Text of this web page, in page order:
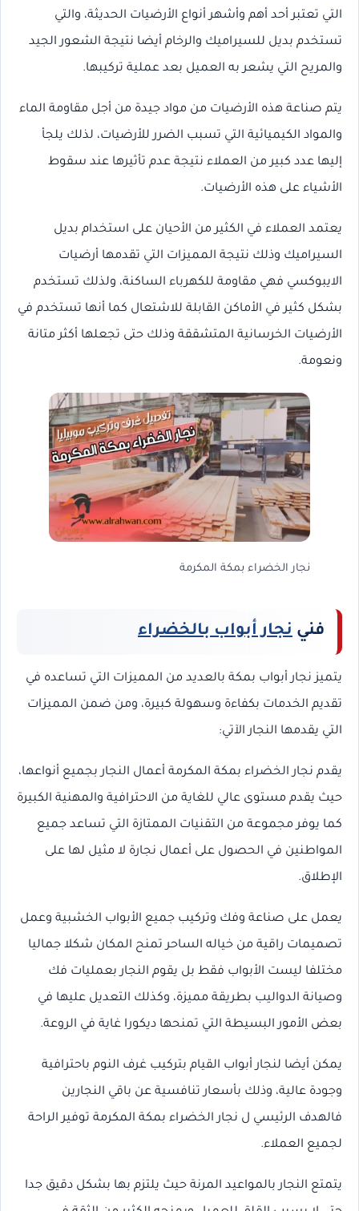
التي تعتبر أحد أهم وأشهر أنواع الأرضيات الحديثة، والتي
تستخدم بديل للسيراميك والرخام أيضا نتيجة الشعور الجيد
والمريح التي يشعر به العميل بعد عملية تركيبها.
يتم صناعة هذه الأرضيات من مواد جيدة من أجل مقاومة الماء
والمواد الكيميائية التي تسبب الضرر للأرضيات، لذلك يلجأ
إليها عدد كبير من العملاء نتيجة عدم تأثيرها عند سقوط
الأشياء على هذه الأرضيات.
يعتمد العملاء في الكثير من الأحيان على استخدام بديل
السيراميك وذلك نتيجة المميزات التي تقدمها أرضيات
الايبوكسي فهي مقاومة للكهرباء الساكنة، ولذلك تستخدم
بشكل كثير في الأماكن القابلة للاشتعال كما أنها تستخدم في
الأرضيات الخرسانية المتشققة وذلك حتى تجعلها أكثر متانة
ونعومة.
نجار الخضراء بمكة المكرمة
فني نجار أبواب بالخضراء
يتميز نجار أبواب بمكة بالعديد من المميزات التي تساعده في
تقديم الخدمات بكفاءة وسهولة كبيرة، ومن ضمن المميزات
التي يقدمها النجار الآتي:
يقدم نجار الخضراء بمكة المكرمة أعمال النجار بجميع أنواعها،
حيث يقدم مستوى عالي للغاية من الاحترافية والمهنية الكبيرة
كما يوفر مجموعة من التقنيات الممتازة التي تساعد جميع
المواطنين في الحصول على أعمال نجارة لا مثيل لها على
الإطلاق.
يعمل على صناعة وفك وتركيب جميع الأبواب الخشبية وعمل
تصميمات راقية من خياله الساحر تمنح المكان شكلا جماليا
مختلفا ليست الأبواب فقط بل يقوم النجار بعمليات فك
وصيانة الدواليب بطريقة مميزة، وكذلك التعديل عليها في
بعض الأمور البسيطة التي تمنحها ديكورا غاية في الروعة.
يمكن أيضا لنجار أبواب القيام بتركيب غرف النوم باحترافية
وجودة عالية، وذلك بأسعار تنافسية عن باقي النجارين
فالهدف الرئيسي ل نجار الخضراء بمكة المكرمة توفير الراحة
لجميع العملاء.
يتمتع النجار بالمواعيد المرنة حيث يلتزم بها بشكل دقيق جدا